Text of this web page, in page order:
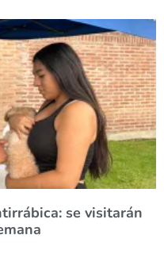
se visitarán